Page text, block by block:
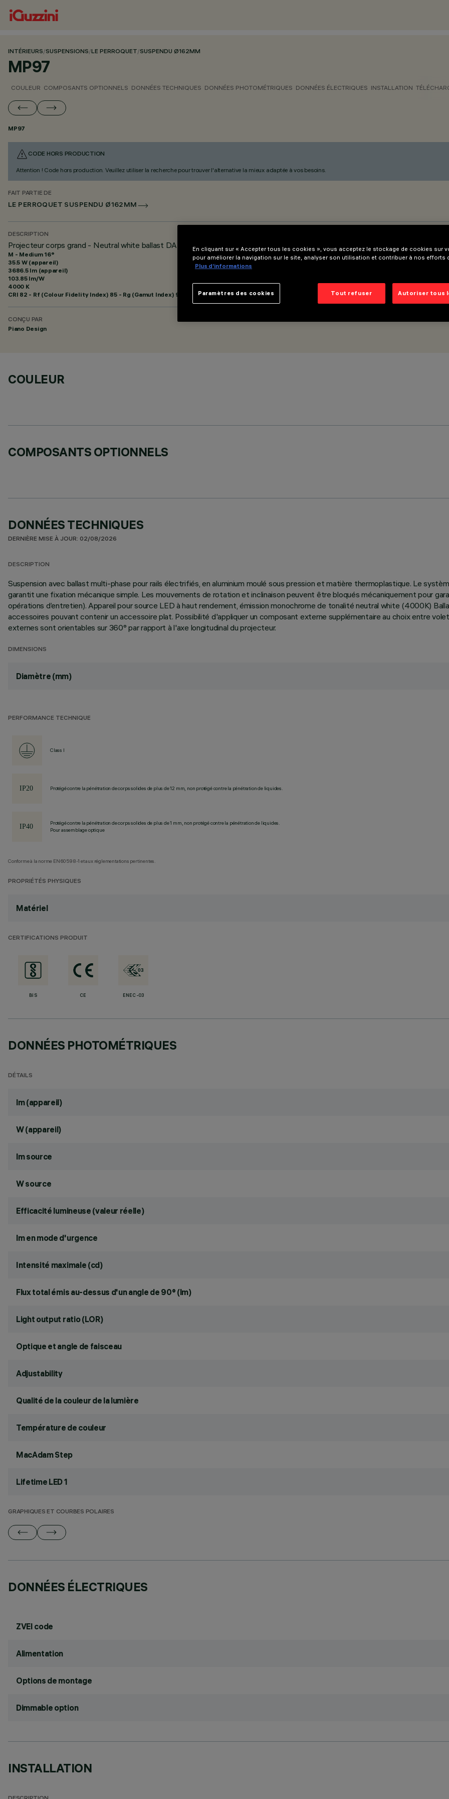
INTÉRIEURS/SUSPENSIONS/LE PERROQUET/SUSPENDU Ø162MM
MP97
COULEUR COMPOSANTS OPTIONNELS DONNÉES TECHNIQUES DONNÉES PHOTOMÉTRIQUES DONNÉES ÉLECTRIQUES INSTALLATION
MP97
CODE HORS PRODUCTION
Attention ! Code hors production. Veuillez utiliser la recherche pour trouver l'alternative la mieux adaptée à vos besoins.
FAIT PARTIE DE
LE PERROQUET SUSPENDU Ø162MM
DESCRIPTION
Projecteur corps grand - Neutral white ballast DALI - optique medium
M - Medium 16°
35.5 W (appareil)
3686.5 lm (appareil)
103.85 lm/W
4000 K
CRI 82 - Rf (Colour Fidelity Index) 85 - Rg (Gamut Index) 95
CONÇU PAR
Piano Design
COULEUR
COMPOSANTS OPTIONNELS
DONNÉES TECHNIQUES
DERNIÈRE MISE À JOUR: 02/08/2026
DESCRIPTION
Suspension avec ballast multi-phase pour rails électrifiés, en aluminium moulé sous pression et matière thermoplastique. Le
garantit une fixation mécanique simple. Les mouvements de rotation et inclinaison peuvent être bloqués mécaniquement pour
opérations d’entretien). Appareil pour source LED à haut rendement, émission monochrome de tonalité neutral white (4000K)
accessoires pouvant contenir un accessoire plat. Possibilité d'appliquer un composant externe supplémentaire au choix entre
externes sont orientables sur 360° par rapport à l'axe longitudinal du projecteur.
DIMENSIONS
Diamètre (mm)
PERFORMANCE TECHNIQUE
Class I
Protégé contre la pénétration de corps solides de plus de 12 mm, non protégé contre la pénétration de liquides.
Protégé contre la pénétration de corps solides de plus de 1 mm, non protégé contre la pénétration de liquides.
Pour assemblage optique
Conforme à la norme EN60598-1 et aux réglementations pertinentes.
PROPRIÉTÉS PHYSIQUES
Matériel
CERTIFICATIONS PRODUIT
BIS CE ENEC-03
DONNÉES PHOTOMÉTRIQUES
DÉTAILS
lm (appareil)
W (appareil)
lm source
W source
Efficacité lumineuse (valeur réelle)
lm en mode d'urgence
Intensité maximale (cd)
Flux total émis au-dessus d'un angle de 90° (lm)
Light output ratio (LOR)
Optique et angle de faisceau
Adjustability
Qualité de la couleur de la lumière
Température de couleur
MacAdam Step
Lifetime LED 1
GRAPHIQUES ET COURBES POLAIRES
DONNÉES ÉLECTRIQUES
ZVEI code
Alimentation
Options de montage
Dimmable option
INSTALLATION
En cliquant sur « Accepter tous les cookies », vous acceptez le stockage de cookies sur
pour améliorer la navigation sur le site, analyser son utilisation et contribuer à nos efforts
Plus d’informations
Tout refuser Autoriser tous
Paramètres des cookies